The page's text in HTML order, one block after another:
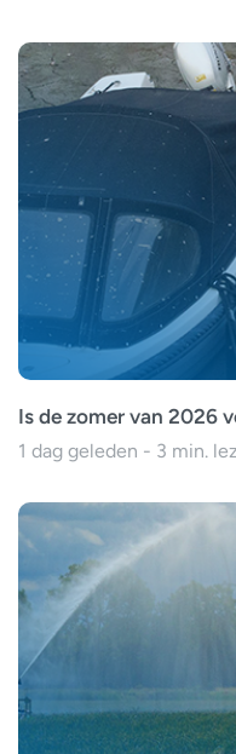
Is de zomer van 2026
1 dag geleden - 3 min.